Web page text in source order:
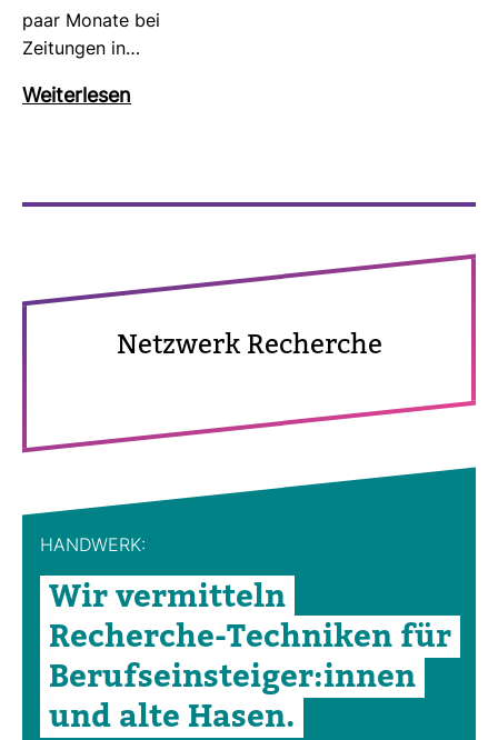
paar Monate bei
Zei­tungen in…
Wei­ter­lesen
Netz­werk Recherche
HAND­WERK:
Wir ver­mit­teln
Recherche-​Tech­niken für
Berufs­ein­steiger:innen
und alte Hasen.